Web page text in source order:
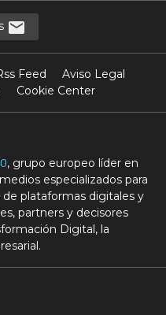
Feed
Aviso Legal
Cookie Center
, grupo europeo líder en
especializados para
plataformas digitales y
partners y decisores
Digital, la